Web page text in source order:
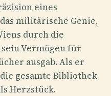
eines
militärische Genie,
durch die
sein Vermögen für
ausgab. Als er
gesamte Bibliothek
Herzstück.